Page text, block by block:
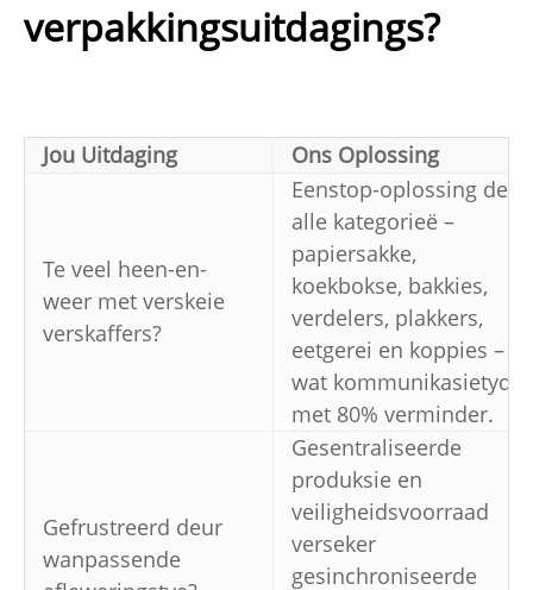
verpakkingsuitdagings?
Jou Uitdaging Ons Oplossing
Te veel heen-en-
weer met verskeie
verskaffers?
Eenstop-oplossing dek
alle kategorieë –
papiersakke,
koekbokse, bakkies,
verdelers, plakkers,
eetgerei en koppies –
wat kommunikasietyd
met 80% verminder.
Gefrustreerd deur
wanpassende
Gesentraliseerde
produksie en
veiligheidsvoorraad
verseker
gesinchroniseerde